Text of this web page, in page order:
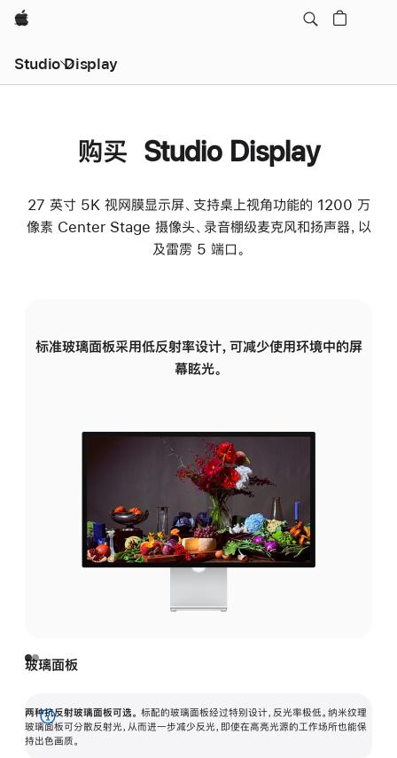
Apple
Studio Display
购买 Studio Display
27 英寸 5K 视网膜显示屏、支持桌上视角功能的 1200 万
像素 Center Stage 摄像头、录音棚级麦克风和扬声器，以
及雷雳 5 端口。
标准玻璃面板采用低反射率设计，可减少使用环境中的屏
幕眩光。
玻璃面板
两种抗反射玻璃面板可选。 标配的玻璃面板经过特别设计，反光率极低。纳米纹理
玻璃面板可分散反射光，从而进一步减少反光，即使在高亮光源的工作场所也能保
持出色画质。
展
开